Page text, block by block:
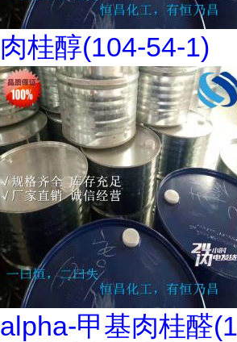
肉桂醇(104-54-1)
alpha-甲基肉桂醛